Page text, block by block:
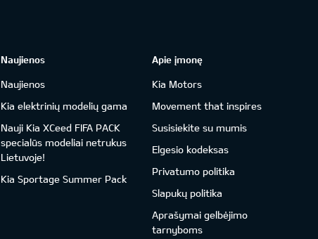
Naujienos
Naujienos
Kia elektrinių modelių gama
Nauji Kia XCeed FIFA PACK
specialūs modeliai netrukus
Lietuvoje!
Kia Sportage Summer Pack
Apie įmonę
Kia Motors
Movement that inspires
Susisiekite su mumis
Elgesio kodeksas
Privatumo politika
Slapukų politika
Aprašymai gelbėjimo
tarnyboms